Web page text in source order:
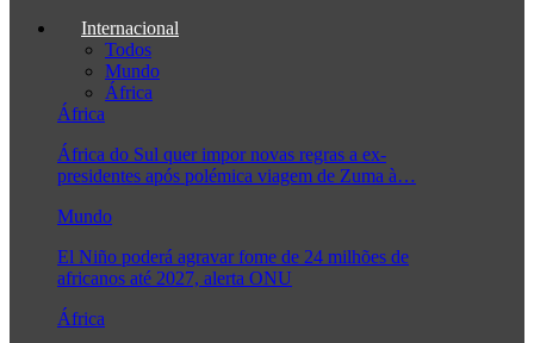
Internacional
Todos
Mundo
África
África
África do Sul quer impor novas regras a ex-
presidentes após polémica viagem de Zuma à…
Mundo
El Niño poderá agravar fome de 24 milhões de
africanos até 2027, alerta ONU
África